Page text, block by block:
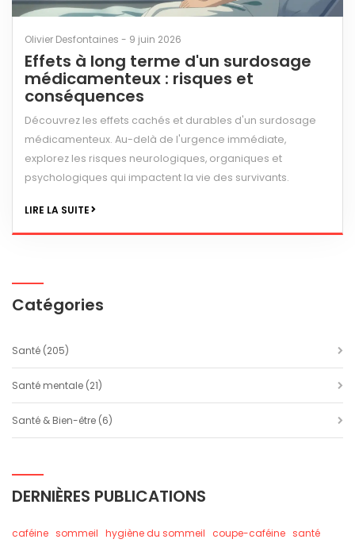
Olivier Desfontaines - 9 juin 2026
Effets à long terme d'un surdosage
médicamenteux : risques et
conséquences
Découvrez les effets cachés et durables d'un surdosage
médicamenteux. Au-delà de l'urgence immédiate,
explorez les risques neurologiques, organiques et
psychologiques qui impactent la vie des survivants.
LIRE LA SUITE
Catégories
Santé (205)
Santé mentale (21)
Santé & Bien-être (6)
DERNIÈRES PUBLICATIONS
caféine sommeil hygiène du sommeil coupe-caféine santé